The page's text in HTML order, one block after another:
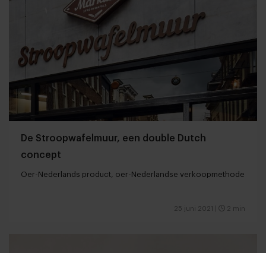
De Stroopwafelmuur, een double Dutch
concept
Oer-Nederlands product, oer-Nederlandse verkoopmethode
25 juni 2021 2 min